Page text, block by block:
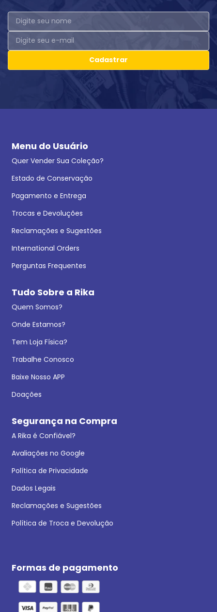
Cadastrar
Menu do Usuário
Quer Vender Sua Coleção?
Estado de Conservação
Pagamento e Entrega
Trocas e Devoluções
Reclamações e Sugestões
International Orders
Perguntas Frequentes
Tudo Sobre a Rika
Quem Somos?
Onde Estamos?
Tem Loja Física?
Trabalhe Conosco
Baixe Nosso APP
Doações
Segurança na Compra
A Rika é Confiável?
Avaliações no Google
Política de Privacidade
Dados Legais
Reclamações e Sugestões
Política de Troca e Devolução
Formas de pagamento